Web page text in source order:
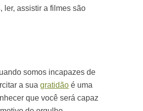
ler, assistir a filmes são
somos incapazes de
a sua gratidão é uma
que você será capaz